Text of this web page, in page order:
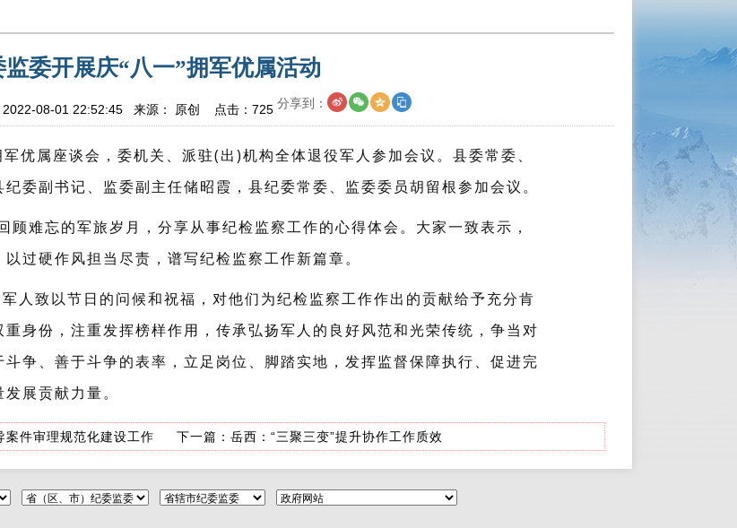
监委开展庆“八一”拥军优属活动
08-01 22:52:45 来源： 原创 点击： 725 分享到：
优属座谈会，委机关、派驻(出)机构全体退役军人参加会议。县委常委、
委副书记、监委副主任储昭霞，县纪委常委、监委委员胡留根参加会议。
难忘的军旅岁月，分享从事纪检监察工作的心得体会。大家一致表示，
过硬作风担当尽责，谱写纪检监察工作新篇章。
人致以节日的问候和祝福，对他们为纪检监察工作作出的贡献给予充分肯
身份，注重发挥榜样作用，传承弘扬军人的良好风范和光荣传统，争当对
争、善于斗争的表率，立足岗位、脚踏实地，发挥监督保障执行、促进完
展贡献力量。
案件审理规范化建设工作 下一篇： 岳西：“三聚三变”提升协作工作质效